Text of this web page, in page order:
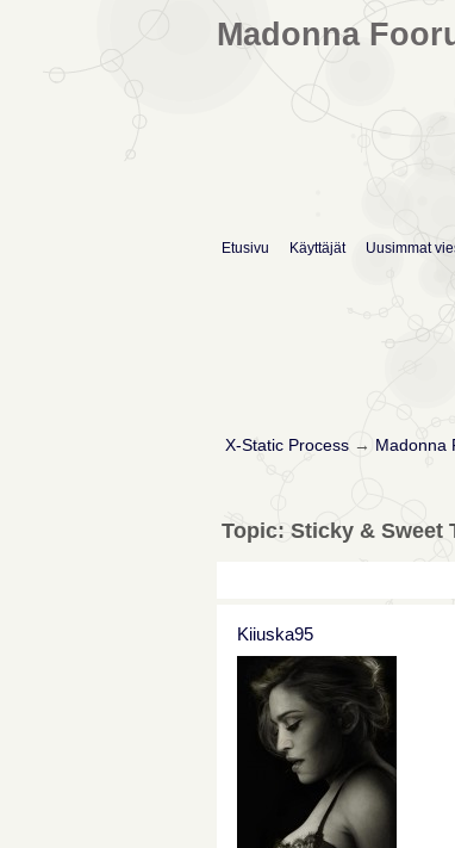
Madonna
Etusivu Käyttäjät Uusimmat
X-Static Process→ Madonna
Topic: Sticky & Sweet
Kiiuska95